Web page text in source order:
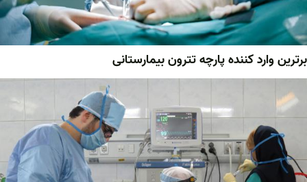
برترین وارد کننده پارچه تترون بیمارستانی